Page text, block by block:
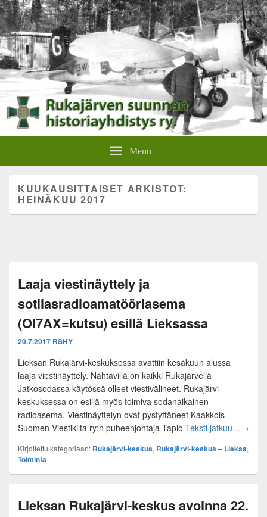
Rukajärven suunnan
historiayhdistys
Menu
KUUKAUSITTAISET ARKISTOT:
HEINÄKUU 2017
Laaja viestinäyttely ja
sotilasradioamatööriasema
(OI7AX=kutsu) esillä Lieksassa
20.7.2017 RSHY
Lieksan Rukajärvi-keskuksessa avattiin kesäkuun alussa
laaja viestinäyttely. Nähtävillä on kaikki Rukajärvellä
Jatkosodassa käytössä olleet viestivälineet. Rukajärvi-
keskuksessa on esillä myös toimiva sodanaikainen
radioasema. Viestinäyttelyn ovat pystyttäneet Kaakkois-
Suomen Viestikilta ry:n puheenjohtaja Tapio Teksti jatkuu…Laaja
→
Kirjoitettu kategoriaan: Rukajärvi-keskus, Rukajärvi-keskus – Lieksa,
Toiminta
Lieksan Rukajärvi-keskus avoinna 22.